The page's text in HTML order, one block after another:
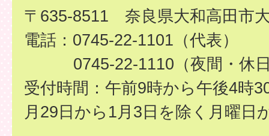
〒635-8511 奈良県大和高田市
電話：0745-22-1101（代表）
0745-22-1110（夜間・休
受付時間：午前9時から午後4時
月29日から1月3日を除く月曜日